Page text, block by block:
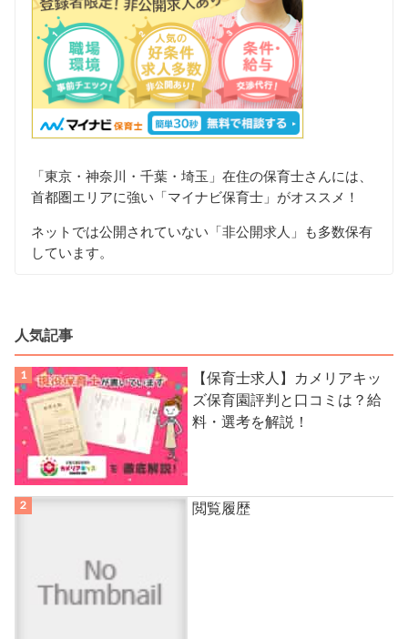
「東京・神奈川・千葉・埼玉」在住の保育士さんには、
首都圏エリアに強い「マイナビ保育士」がオススメ！
ネットでは公開されていない「非公開求人」も多数保有
しています。
人気記事
【保育士求人】カメリアキッ
ズ保育園評判と口コミは？給
料・選考を解説！
閲覧履歴